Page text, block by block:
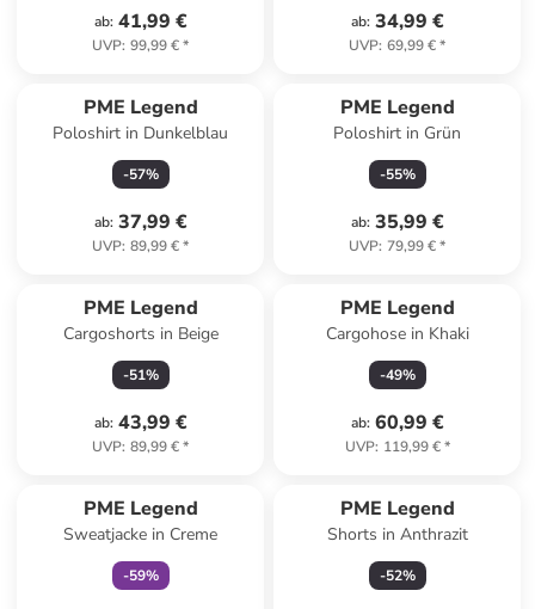
ab: 41,99 €
UVP: 99,99 €*
ab: 34,99 €
UVP: 69,99 €*
PME Legend
Poloshirt in Dunkelblau
-57%
ab: 37,99 €
UVP: 89,99 €*
PME Legend
Poloshirt in Grün
-55%
ab: 35,99 €
UVP: 79,99 €*
PME Legend
Cargoshorts in Beige
-51%
ab: 43,99 €
UVP: 89,99 €*
PME Legend
Cargohose in Khaki
-49%
ab: 60,99 €
UVP: 119,99 €*
PME Legend
Sweatjacke in Creme
-59%
PME Legend
Shorts in Anthrazit
-52%